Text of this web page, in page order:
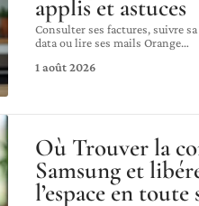
applis et astuces
Consulter ses factures, suivre
data ou lire ses mails Orange…
1 août 2026
Où Trouver la
Samsung et
l’espace en